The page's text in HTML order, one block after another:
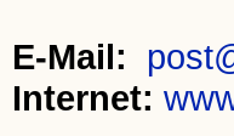
E-Mail:
Internet: